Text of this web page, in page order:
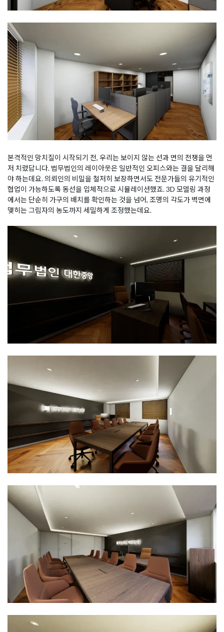
본격적인 망치질이 시작되기 전, 우리는 보이지 않는 선과 면의 전쟁을 먼
저 치렀답니다. 법무법인의 레이아웃은 일반적인 오피스와는 결을 달리해
야 하는데요. 의뢰인의 비밀을 철저히 보장하면서도 전문가들의 유기적인
협업이 가능하도록 동선을 입체적으로 시뮬레이션했죠. 3D 모델링 과정
에서는 단순히 가구의 배치를 확인하는 것을 넘어, 조명의 각도가 벽면에
맺히는 그림자의 농도까지 세밀하게 조정했는데요.